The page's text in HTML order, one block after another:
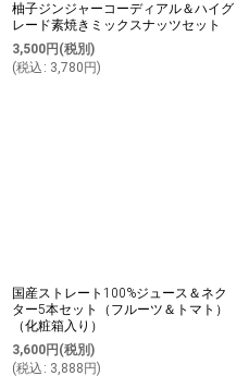
柚子ジンジャーコーディアル＆ハイグ
レード素焼きミックスナッツセット
3,500円 (税別)
(税込 : 3,780 円)
国産ストレート100%ジュース＆ネク
ター5本セット（フルーツ＆トマト）
（化粧箱入り）
3,600円 (税別)
(税込 : 3,888 円)